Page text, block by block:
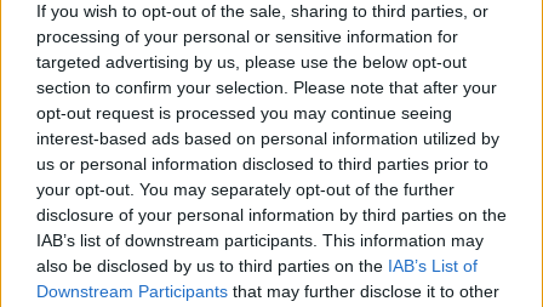
If you wish to opt-out of the sale, sharing to third parties, or
processing of your personal or sensitive information for
targeted advertising by us, please use the below opt-out
section to confirm your selection. Please note that after your
opt-out request is processed you may continue seeing
interest-based ads based on personal information utilized by
us or personal information disclosed to third parties prior to
your opt-out. You may separately opt-out of the further
disclosure of your personal information by third parties on the
IAB’s list of downstream participants. This information may
also be disclosed by us to third parties on the IAB’s List of
Downstream Participants that may further disclose it to other
Mesterképzősöknek - 4806, -
Sakk-mester• 2015. április 10.
A megszokott út mindig rövidebb? Mire jutsz
világossal? Jegyezd le a válaszod.
Haladóknak, mesterképzősöknek -
4805, -